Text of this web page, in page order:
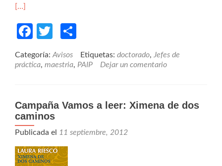
[…]
Facebook
Twitter
Categoría: Avisos Etiquetas: doctorado, Jefes de
práctica, maestria, PAIP Dejar un comentario
Campaña Vamos a leer: Ximena de dos
caminos
Publicada el 11 septiembre, 2012